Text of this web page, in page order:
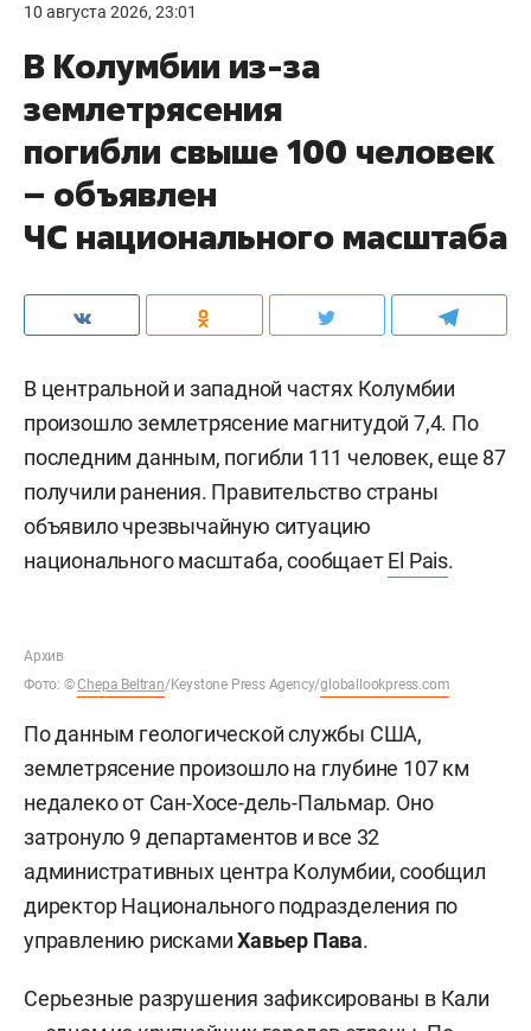
10 августа 2026, 23:01
В Колумбии из-за
землетрясения
погибли свыше 100 человек
– объявлен
ЧС национального масштаба
В центральной и западной частях Колумбии
произошло землетрясение магнитудой 7,4. По
последним данным, погибли 111 человек, еще 87
получили ранения. Правительство страны
объявило чрезвычайную ситуацию
национального масштаба, сообщаетEl Pais.
Архив
Фото: ©Chepa Beltran/Keystone Press Agency/globallookpress.com
По данным геологической службы США,
землетрясение произошло на глубине 107 км
недалеко от Сан-Хосе-дель-Пальмар. Оно
затронуло 9 департаментов и все 32
административных центра Колумбии, сообщил
директор Национального подразделения по
управлению рискамиХавьер Пава.
Серьезные разрушения зафиксированы в Кали